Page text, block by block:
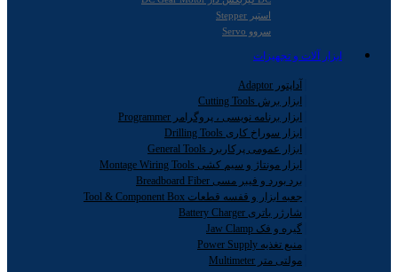
استپر Stepper
سروو Servo
ابزار آلات و تجهیزات
آداپتور Adaptor
ابزار برش Cutting Tools
ابزار برنامه نویسی ، پروگرامر Programmer
ابزار سوراخ کاری Drilling Tools
ابزار عمومی پرکاربرد General Tools
ابزار مونتاژ و سیم کشی Montage Wiring Tools
برد بورد و فیبر مسی Breadboard Fiber
جعبه ابزار و قفسه قطعات Tool & Component Box
شارژر باتری Battery Charger
گیره و فک Jaw Clamp
منبع تغذیه Power Supply
مولتی متر Multimeter